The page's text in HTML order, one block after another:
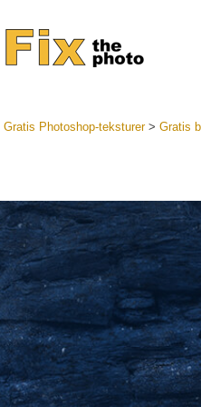
LR
bedste
Mobile
Gratis Photoshop-teksturer> Gratis